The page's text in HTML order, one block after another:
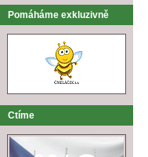
Pomáháme exkluzivně
Ctíme